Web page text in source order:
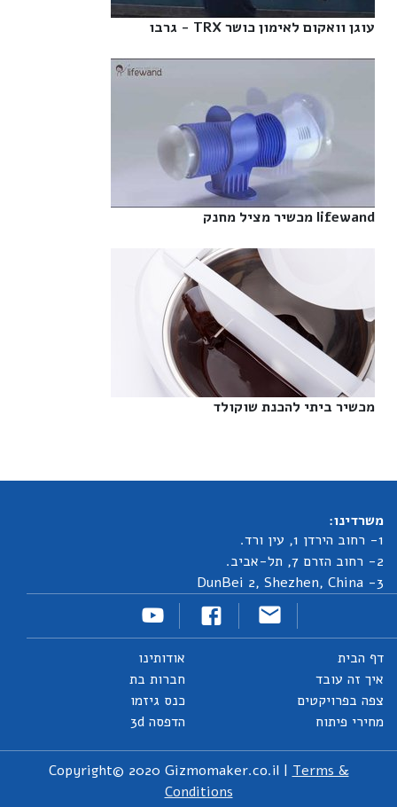
עוגן וואקום לאימון כושר TRX - גרבו‎
lifewand מכשיר מציל מחנק‎
מכשיר ביתי להכנת שוקולד‎
משרדינו:
1- רחוב הירדן 1, עין ורד.
2- רחוב הזרם 7, תל-אביב.
3- DunBei 2, Shezhen, China
דף הבית
איך זה עובד
צפה בפרויקטים
מחירי פיתוח
אודותינו
חברות בת
כנס גיזמו
הדפסה 3d
Copyright© 2020 Gizmomaker.co.il | Terms &
Conditions